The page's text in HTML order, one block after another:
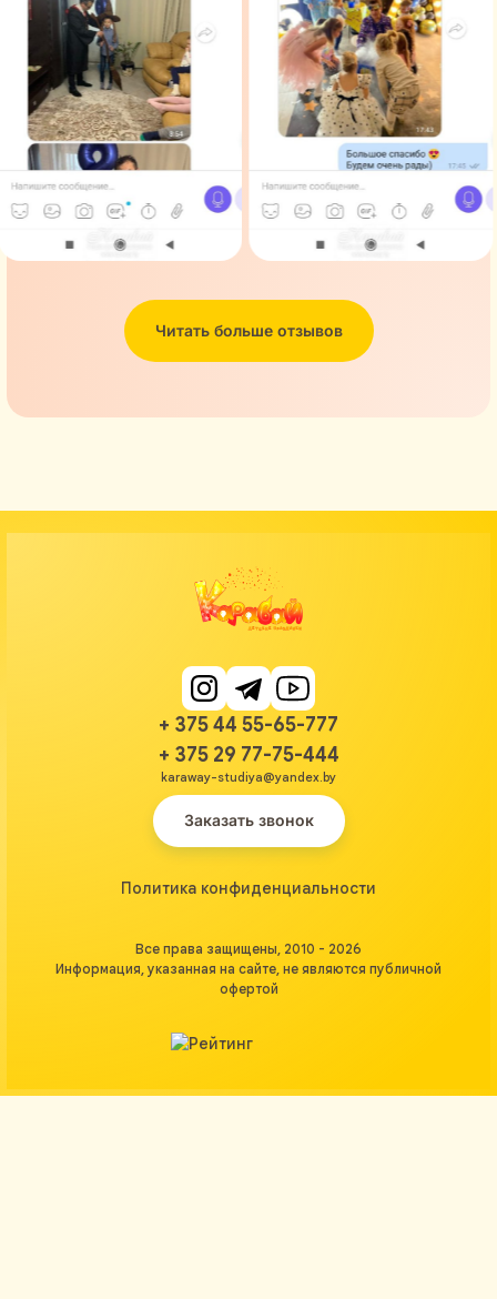
Читать больше отзывов
+ 375 44 55-65-777
+ 375 29 77-75-444
karaway-studiya@yandex.by
Заказать звонок
Политика конфиденциальности
Все права защищены, 2010 - 2026
Информация, указанная на сайте, не являются публичной
офертой